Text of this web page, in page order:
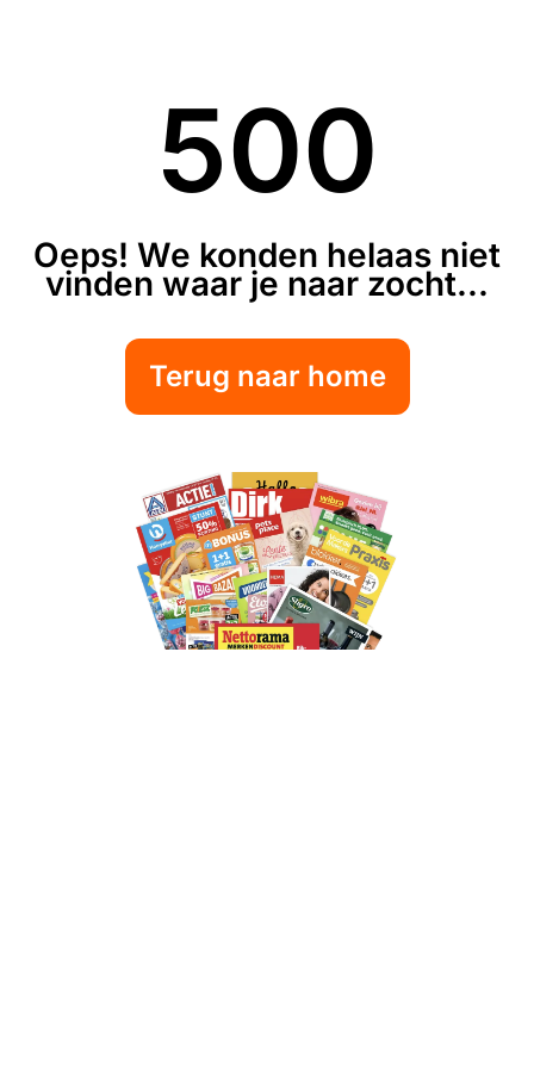
500
Oeps! We konden helaas niet
vinden waar je naar zocht...
Terug naar home